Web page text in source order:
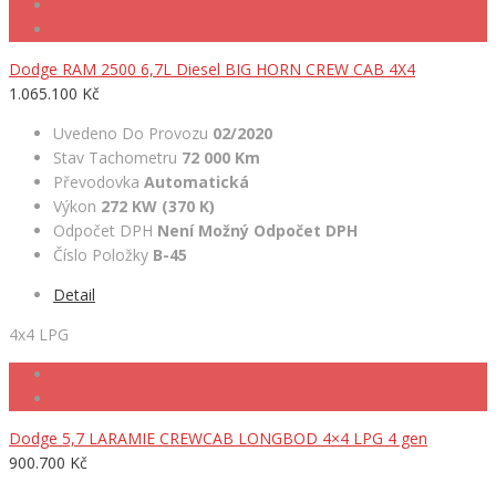
Dodge RAM 2500 6,7L Diesel BIG HORN CREW CAB 4X4
1.065.100 Kč
Uvedeno Do Provozu 02/2020
Stav Tachometru 72 000 Km
Převodovka Automatická
Výkon 272 KW (370 K)
Odpočet DPH Není Možný Odpočet DPH
Číslo Položky B-45
Detail
4x4 LPG
Dodge 5,7 LARAMIE CREWCAB LONGBOD 4×4 LPG 4 gen
900.700 Kč